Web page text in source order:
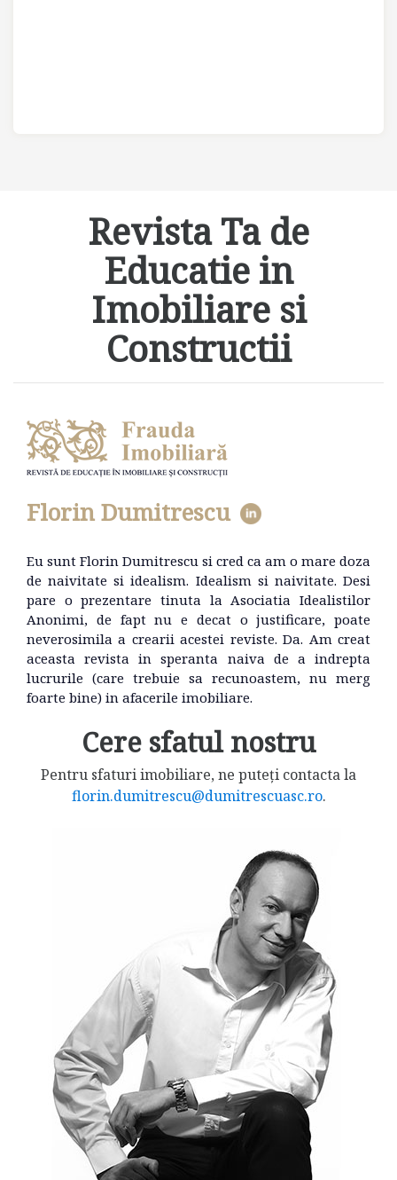
Revista Ta de
Educatie in
Imobiliare si
Constructii
Florin Dumitrescu
Eu sunt Florin Dumitrescu si cred ca am o mare doza
de naivitate si idealism. Idealism si naivitate. Desi
pare o prezentare tinuta la Asociatia Idealistilor
Anonimi, de fapt nu e decat o justificare, poate
neverosimila a crearii acestei reviste. Da. Am creat
aceasta revista in speranta naiva de a indrepta
lucrurile (care trebuie sa recunoastem, nu merg
foarte bine) in afacerile imobiliare.
Cere sfatul nostru
Pentru sfaturi imobiliare, ne puteți contacta la
florin.dumitrescu@dumitrescuasc.ro.